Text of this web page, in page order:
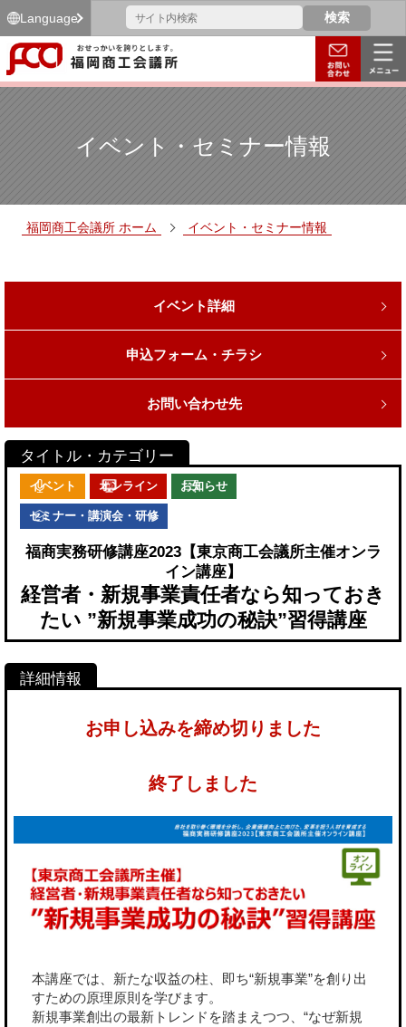
Language
イベント・セミナー情報
福岡商工会議所 ホーム イベント・セミナー情報
イベント詳細
申込フォーム・チラシ
お問い合わせ先
イベント オンライン お知らせ
セミナー・講演会・研修
福商実務研修講座2023【東京商工会議所主催オンラ
イン講座】
経営者・新規事業責任者なら知っておき
たい ”新規事業成功の秘訣”習得講座
お申し込みを締め切りました
終了しました
本講座では、新たな収益の柱、即ち“新規事業”を創り出
すための原理原則を学びます。
新規事業創出の最新トレンドを踏まえつつ、“なぜ新規